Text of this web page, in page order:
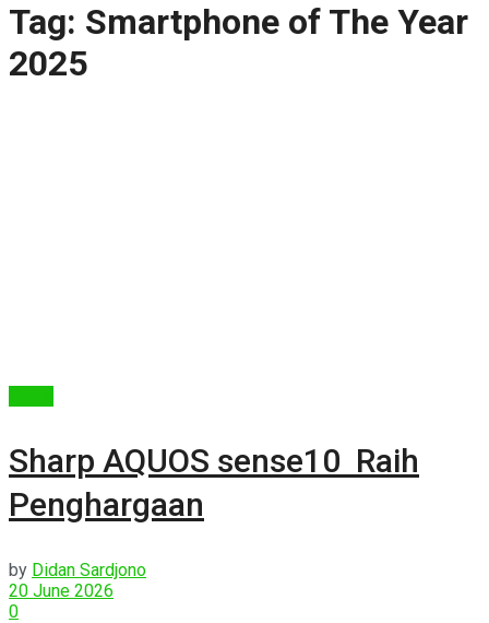
Tag: Smartphone of The Year
2025
Sharp AQUOS sense10 Raih
Penghargaan
by Didan Sardjono
20 June 2026
0